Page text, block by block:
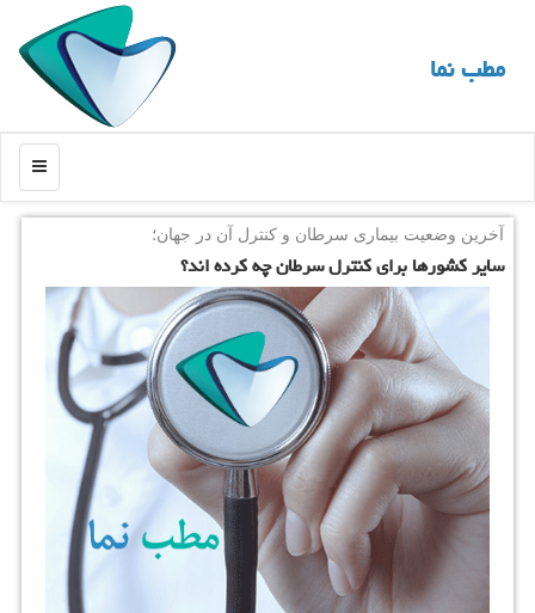
مطب نما
منو
آخرین وضعیت بیماری سرطان و كنترل آن در جهان؛
سایر كشورها برای كنترل سرطان چه كرده اند؟